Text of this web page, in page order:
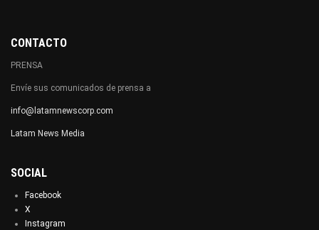
CONTACTO
PRENSA
Envíe sus comunicados de prensa a
info@latamnewscorp.com
Latam News Media
SOCIAL
Facebook
X
Instagram